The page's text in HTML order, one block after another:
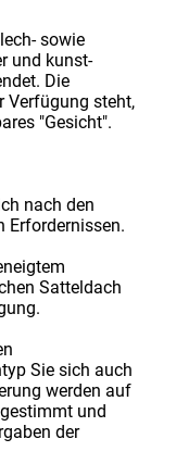
sowie
und kunst­
Die
Verfügung steht,
"Gesicht".
nach den
Erforder­nissen.
Satteldach
Sie sich auch
werden auf
und
der